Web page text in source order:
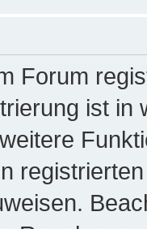
Forum
ist in